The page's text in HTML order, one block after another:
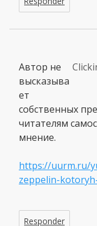
Автор не
высказыва
ет
собственных
читателям
мнение.
https://uurm.ru/
zeppelin-
Responder